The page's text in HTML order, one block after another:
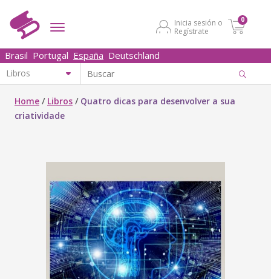
Inicia sesión o
Regístrate
0
Brasil Portugal España Deutschland
Home / Libros / Quatro dicas para desenvolver a sua
criatividade